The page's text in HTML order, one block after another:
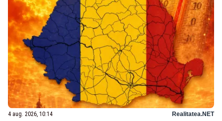
4 aug. 2026, 10:14 Realitatea.NET